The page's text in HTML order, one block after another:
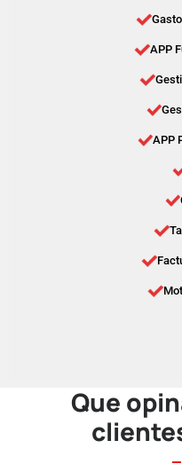
APP
APP
Que